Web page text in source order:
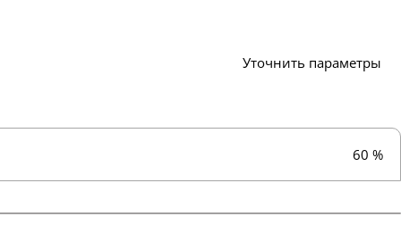
Уточнить параметры
60 %